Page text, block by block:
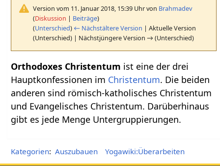
Version vom 11. Januar 2018, 15:39 Uhr von Brahmadev
(Diskussion | Beiträge)
(Unterschied) ← Nächstältere Version | Aktuelle Version
(Unterschied) | Nächstjüngere Version → (Unterschied)
Orthodoxes Christentum ist eine der drei
Hauptkonfessionen im Christentum. Die beiden
anderen sind römisch-katholisches Christentum
und Evangelisches Christentum. Darüberhinaus
gibt es jede Menge Untergruppierungen.
Kategorien: Auszubauen Yogawiki:Überarbeiten